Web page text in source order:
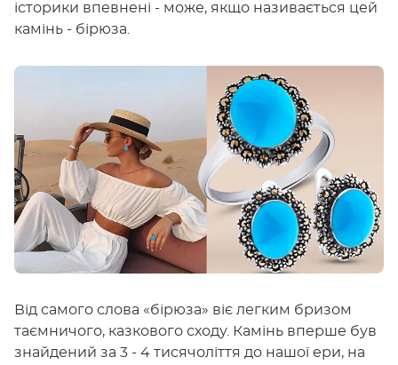
історики впевнені - може, якщо називається цей
камінь - бірюза.
Від самого слова «бірюза» віє легким бризом
таємничого, казкового сходу. Камінь вперше був
знайдений за 3 - 4 тисячоліття до нашої ери, на